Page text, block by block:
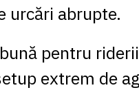
urcări abrupte.
pentru
extrem de